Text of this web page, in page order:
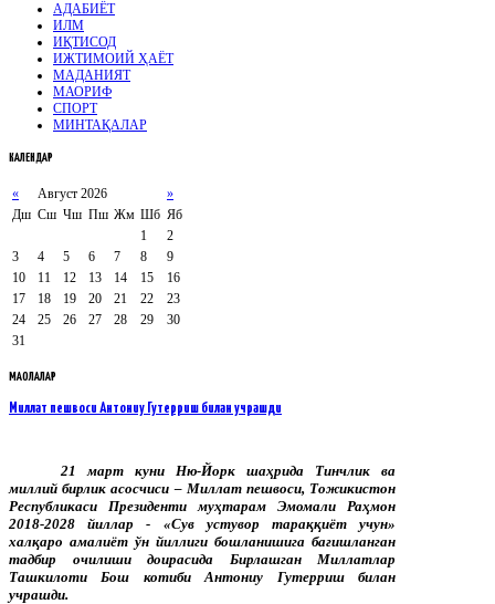
АДАБИЁТ
ИЛМ
ИҚТИСОД
ИЖТИМОИЙ ҲАЁТ
МАДАНИЯТ
МАОРИФ
СПОРТ
МИНТАҚАЛАР
КАЛЕНДАР
« Август 2026
»
Дш Сш Чш Пш Жм Шб Яб
1
2
3
4 5 6 7 8
9
10
11 12 13 14 15
16
17
18 19 20 21 22
23
24
25 26 27 28 29
30
31
МАҚОЛАЛАР
Миллат пешвоси Антониу Гутерриш билан учрашди
21 март куни Ню-Йорк шаҳрида Тинчлик ва
миллий бирлик асосчиси – Миллат пешвоси, Тожикистон
Республикаси Президенти муҳтарам Эмомали Раҳмон
2018-2028 йиллар - «Сув устувор тараққиёт учун»
халқаро амалиёт ўн йиллиги бошланишига бағишланган
тадбир очилиши доирасида Бирлашган Миллатлар
Ташкилоти Бош котиби Антониу Гутерриш билан
учрашди.